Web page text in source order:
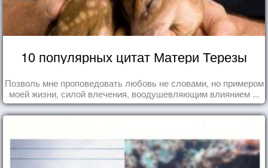
10 популярных цитат Матери Терезы
Позволь мне проповедовать любовь не словами, но примером
моей жизни, силой влечения, воодушевляющим влиянием ...